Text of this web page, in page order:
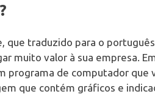
que traduzido para o
muito valor à sua empresa.
programa de computador que
que contém gráficos e